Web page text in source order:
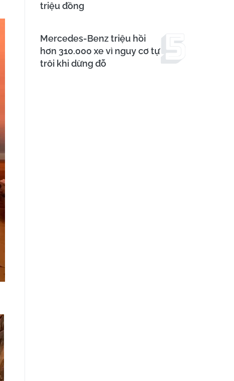
triệu đồng
Mercedes-Benz triệu hồi
hơn 310.000 xe vì nguy cơ tự
trôi khi dừng đỗ